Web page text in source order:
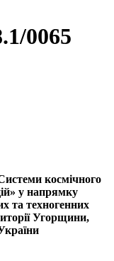
0065
космічного
у напрямку
та техногенних
Угорщини,